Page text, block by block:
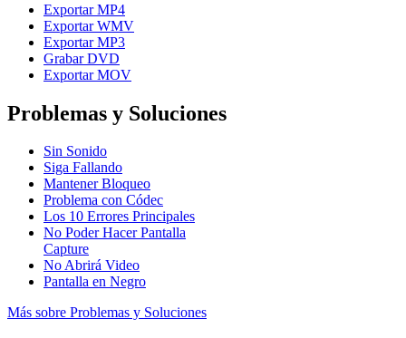
Exportar MP4
Exportar WMV
Exportar MP3
Grabar DVD
Exportar MOV
Problemas y Soluciones
Sin Sonido
Siga Fallando
Mantener Bloqueo
Problema con Códec
Los 10 Errores Principales
No Poder Hacer Pantalla
Capture
No Abrirá Video
Pantalla en Negro
Más sobre Problemas y Soluciones